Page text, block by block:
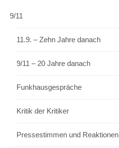
9/11
11.9. – Zehn Jahre danach
9/11 – 20 Jahre danach
Funkhausgespräche
Kritik der Kritiker
Pressestimmen und Reaktionen